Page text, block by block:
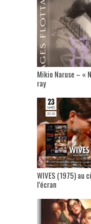
Mikio Naruse – «
ray
WIVES (1975) au
l’écran